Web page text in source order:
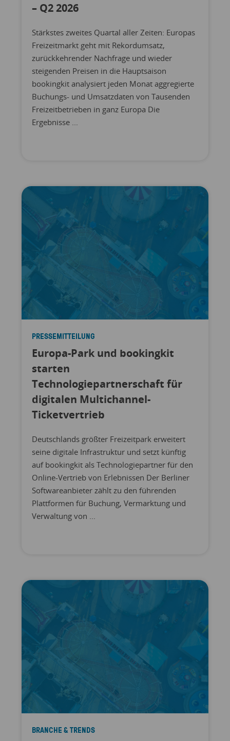
– Q2 2026
Stärkstes zweites Quartal aller Zeiten: Europas
Freizeitmarkt geht mit Rekordumsatz,
zurückkehrender Nachfrage und wieder
steigenden Preisen in die Hauptsaison
bookingkit analysiert jeden Monat aggregierte
Buchungs- und Umsatzdaten von Tausenden
Freizeitbetrieben in ganz Europa Die
Ergebnisse ...
PRESSEMITTEILUNG
Europa-Park und bookingkit
starten
Technologiepartnerschaft für
digitalen Multichannel-
Ticketvertrieb
Deutschlands größter Freizeitpark erweitert
seine digitale Infrastruktur und setzt künftig
auf bookingkit als Technologiepartner für den
Online-Vertrieb von Erlebnissen Der Berliner
Softwareanbieter zählt zu den führenden
Plattformen für Buchung, Vermarktung und
Verwaltung von ...
BRANCHE & TRENDS